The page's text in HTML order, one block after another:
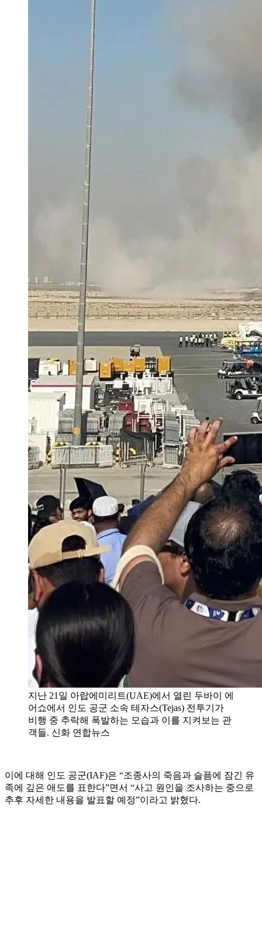
지난 21일 아랍에미리트(UAE)에서 열린 두바이 에
어쇼에서 인도 공군 소속 테자스(Tejas) 전투기가
비행 중 추락해 폭발하는 모습과 이를 지켜보는 관
객들. 신화 연합뉴스
이에 대해 인도 공군(IAF)은 “조종사의 죽음과 슬픔에 잠긴 유
족에 깊은 애도를 표한다”면서 “사고 원인을 조사하는 중으로
추후 자세한 내용을 발표할 예정”이라고 밝혔다.